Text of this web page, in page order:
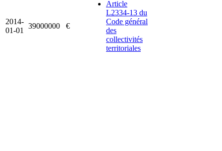
2014-
01-01
39000000 €
Article
L2334-13 du
Code général
des
collectivités
territoriales